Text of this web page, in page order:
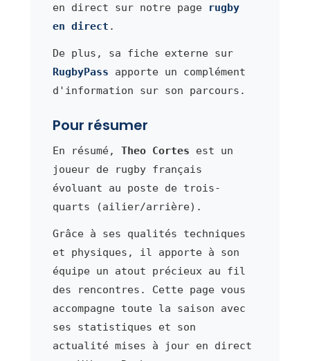
en direct sur notre page
rugby
en direct .
De plus, sa fiche externe sur
RugbyPass apporte un complément
d'information sur son parcours.
Pour résumer
En résumé, Theo Cortes est un
joueur de rugby français
évoluant au poste de trois-
quarts (ailier/arrière).
Grâce à ses qualités techniques
et physiques, il apporte à son
équipe un atout précieux au fil
des rencontres. Cette page vous
accompagne toute la saison avec
ses statistiques et son
actualité mises à jour en direct